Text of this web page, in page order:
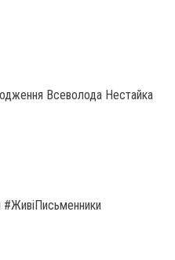
Всеволода Нестайка
#ЖивіПисьменники